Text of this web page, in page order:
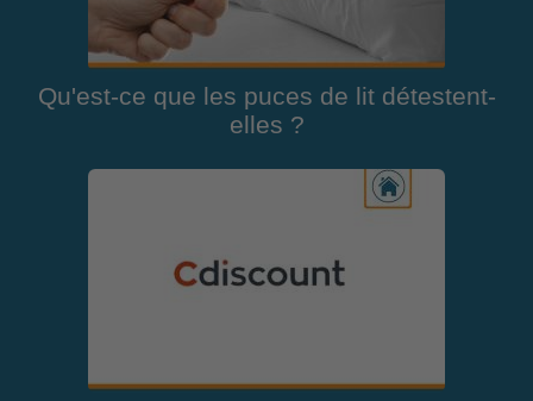
Qu'est-ce que les puces de lit détestent-
elles ?